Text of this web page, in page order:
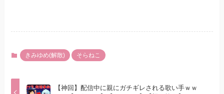
きみゆめ(解散) そらねこ
【神回】配信中に親にガチギレされる歌い手ｗｗ